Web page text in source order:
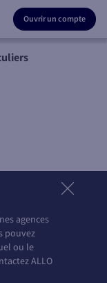
Ouvrir un compte
agences
pouvez
ou le
ALLO